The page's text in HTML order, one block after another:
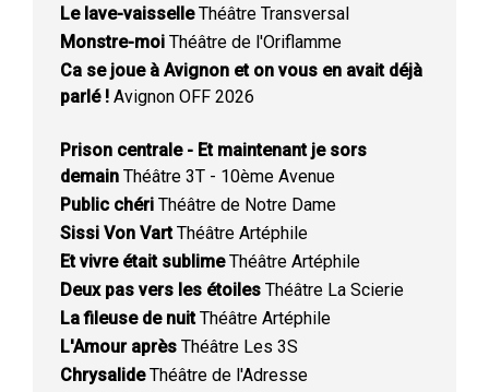
Le lave-vaisselleThéâtre Transversal
Monstre-moi Théâtre de l'Oriflamme
Ca se joue à Avignon et on vous en avait déjà
parlé ! Avignon OFF 2026
Prison centrale - Et maintenant je sors
demain Théâtre 3T - 10ème Avenue
Public chéri Théâtre de Notre Dame
Sissi Von VartThéâtre Artéphile
Et vivre était sublimeThéâtre Artéphile
Deux pas vers les étoiles Théâtre La Scierie
La fileuse de nuitThéâtre Artéphile
L'Amour après Théâtre Les 3S
ChrysalideThéâtre de l'Adresse